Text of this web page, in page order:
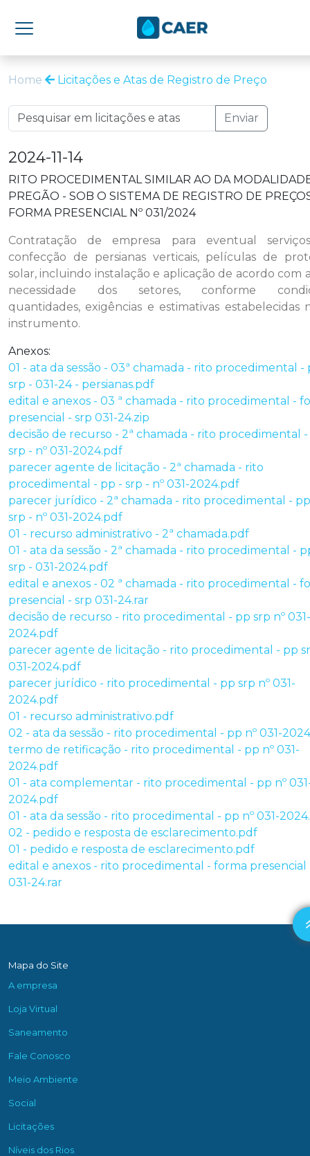
Home Licitações e Atas de Registro de Preço
Enviar
2024-11-14
RITO PROCEDIMENTAL SIMILAR AO DA
PREGÃO - SOB O SISTEMA DE REGISTRO DE
FORMA PRESENCIAL Nº 031/2024
Contratação de empresa para eventual
confecção de persianas verticais, películas de
solar, incluindo instalação e aplicação de acordo com
necessidade dos setores, conforme
quantidades, exigências e estimativas estabelecidas
instrumento.
Anexos:
01 - ata da sessão - 03ª chamada - rito procedimental -
srp - 031-24 - persianas.pdf
edital e anexos - 03 ª chamada - rito procedimental -
presencial - srp 031-24.zip
decisão de recurso - 2ª chamada - rito procedimental
srp - nº 031-2024.pdf
parecer agente de licitação - 2ª chamada - rito
procedimental - pp - srp - nº 031-2024.pdf
parecer jurídico - 2ª chamada - rito procedimental -
srp - nº 031-2024.pdf
01 - recurso administrativo - 2ª chamada.pdf
01 - ata da sessão - 2ª chamada - rito procedimental -
srp - 031-2024.pdf
edital e anexos - 02 ª chamada - rito procedimental -
presencial - srp 031-24.rar
decisão de recurso - rito procedimental - pp srp nº 031-
2024.pdf
parecer agente de licitação - rito procedimental - pp
031-2024.pdf
parecer jurídico - rito procedimental - pp srp nº 031-
2024.pdf
01 - recurso administrativo.pdf
02 - ata da sessão - rito procedimental - pp nº 031-
termo de retificação - rito procedimental - pp nº 031-
2024.pdf
01 - ata complementar - rito procedimental - pp nº
2024.pdf
01 - ata da sessão - rito procedimental - pp nº 031-
02 - pedido e resposta de esclarecimento.pdf
01 - pedido e resposta de esclarecimento.pdf
edital e anexos - rito procedimental - forma presencial
031-24.rar
Mapa do Site
A empresa
Loja Virtual
Saneamento
Fale Conosco
Meio Ambiente
Social
Licitações
Níveis dos Rios